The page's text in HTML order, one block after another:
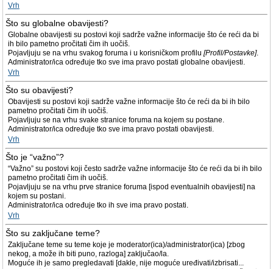
Vrh
Što su globalne obavijesti?
Globalne obavijesti su postovi koji sadrže važne informacije što će reći da bi
ih bilo pametno pročitati čim ih uočiš.
Pojavljuju se na vrhu svakog foruma i u korisničkom profilu [Profil/Postavke].
Administrator/ica određuje tko sve ima pravo postati globalne obavijesti.
Vrh
Što su obavijesti?
Obavijesti su postovi koji sadrže važne informacije što će reći da bi ih bilo
pametno pročitati čim ih uočiš.
Pojavljuju se na vrhu svake stranice foruma na kojem su postane.
Administrator/ica određuje tko sve ima pravo postati obavijesti.
Vrh
Što je “važno”?
“Važno” su postovi koji često sadrže važne informacije što će reći da bi ih bilo
pametno pročitati čim ih uočiš.
Pojavljuju se na vrhu prve stranice foruma [ispod eventualnih obavijesti] na
kojem su postani.
Administrator/ica određuje tko ih sve ima pravo postati.
Vrh
Što su zaključane teme?
Zaključane teme su teme koje je moderator(ica)/administrator(ica) [zbog
nekog, a može ih biti puno, razloga] zaključao/la.
Moguće ih je samo pregledavati [dakle, nije moguće uređivati/izbrisati...